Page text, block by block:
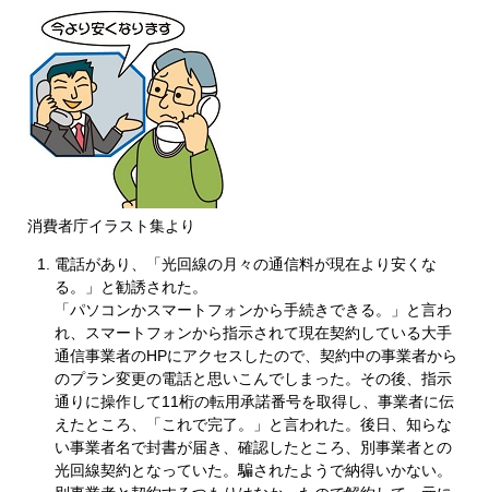
消費者庁イラスト集より
電話があり、「光回線の月々の通信料が現在より安くな
る。」と勧誘された。
「パソコンかスマートフォンから手続きできる。」と言わ
れ、スマートフォンから指示されて現在契約している大手
通信事業者のHPにアクセスしたので、契約中の事業者から
のプラン変更の電話と思いこんでしまった。その後、指示
通りに操作して11桁の転用承諾番号を取得し、事業者に伝
えたところ、「これで完了。」と言われた。後日、知らな
い事業者名で封書が届き、確認したところ、別事業者との
光回線契約となっていた。騙されたようで納得いかない。